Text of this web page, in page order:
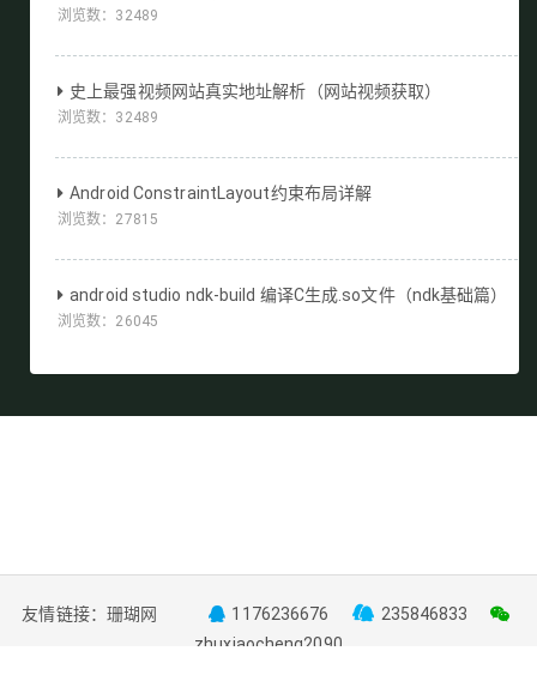
浏览数： 32489
史上最强视频网站真实地址解析（网站视频获取）
浏览数： 32489
Android ConstraintLayout约束布局详解
浏览数： 27815
android studio ndk-build 编译C生成.so文件（ndk基础篇）
浏览数： 26045
友情链接： 珊瑚网 1176236676
235846833
zhuxiaocheng2090